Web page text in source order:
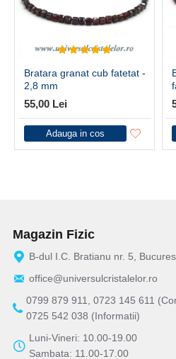
Bratara granat cub fatetat -
2,8 mm
55,00 Lei
Adauga in cos
Magazin Fizic
B-dul I.C. Bratianu nr. 5,
office@universulcristalelor.ro
0799 879 911, 0723 145 611
0725 542 038 (Informatii)
Luni-Vineri: 10.00-19.00
Sambata: 11.00-17.00